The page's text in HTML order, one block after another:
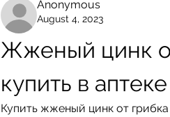
Anonymous
August 4, 2023
Жженый цинк
купить в
Купить жженый цинк от